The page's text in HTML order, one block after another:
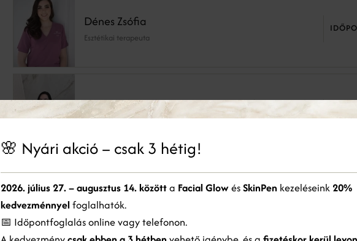
Dénes Zsófia
Esztétikai terapeuta
Vargacz Emese
Esztétikai terapeuta
BIOGRÁFIA
🌸 Nyári akció – csak 3 hétig!
2026. július 27. – augusztus 14. közötta Facial GlowésSkinPen kezeléseink 20%
kedvezménnyel foglalhatók.
📅 Időpontfoglalás online vagy telefonon.
Ez a weboldal sütiket használ
Cookie-kat használunk a tartalom, a hirdetések személyre szabására és a forgalom
elemzésére. Webhelyünk Ön általi használatára vonatkozó információkat megosztjuk
hirdetési és elemző partnereinkkel is, akik egyesíthetik azokat más információkkal,
amelyeket Ön biztosított számukra, vagy amelyeket a szolgáltatásaik Ön általi